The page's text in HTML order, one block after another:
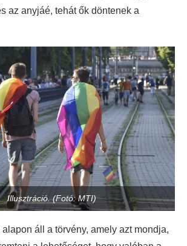
az anyjáé, tehát ők döntenek a
Illusztráció. (Fotó: MTI)
áll a törvény, amely azt mondja,